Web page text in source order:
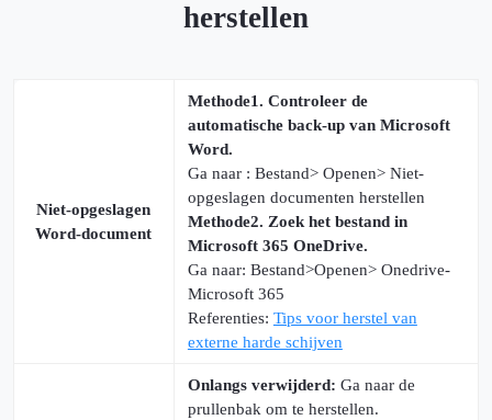
herstellen
Niet-opgeslagen
Word-document
Methode1. Controleer de
automatische back-up van Microsoft
Word.
Ga naar : Bestand> Openen> Niet-
opgeslagen documenten herstellen
Methode2. Zoek het bestand in
Microsoft 365 OneDrive.
Ga naar: Bestand>Openen> Onedrive-
Microsoft 365
Referenties: Tips voor herstel van
externe harde schijven
Onlangs verwijderd: Ga naar de
prullenbak om te herstellen.